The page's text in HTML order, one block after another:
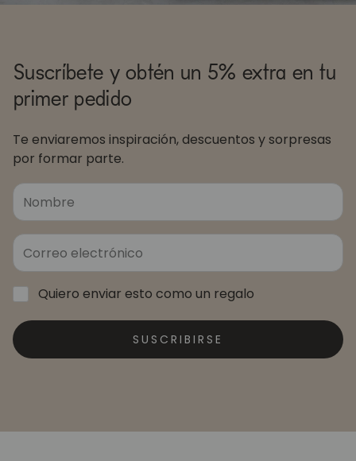
Suscríbete y obtén un 5% extra en tu
primer pedido
Te enviaremos inspiración, descuentos y sorpresas
por formar parte.
Quiero enviar esto como un regalo
SUSCRIBIRSE